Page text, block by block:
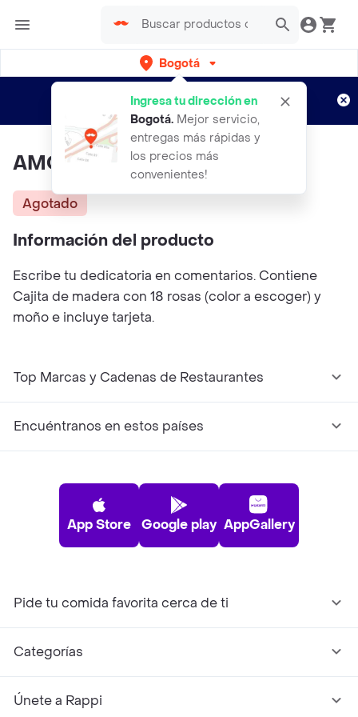
Bogotá
Ingresa tu dirección en
Bogotá. Mejor servicio,
entregas más rápidas y
los precios más
convenientes!
envíos gratis por semanas
Aplican TyC
AMOR PURO
Agotado
Información del producto
Escribe tu dedicatoria en comentarios. Contiene
Cajita de madera con 18 rosas (color a escoger) y
moño e incluye tarjeta.
Top Marcas y Cadenas de Restaurantes
Encuéntranos en estos países
App Store Google play AppGallery
Pide tu comida favorita cerca de ti
Categorías
Únete a Rappi